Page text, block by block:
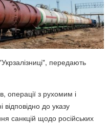
передають
операції з рухомим і
до указу
санкцій щодо російських